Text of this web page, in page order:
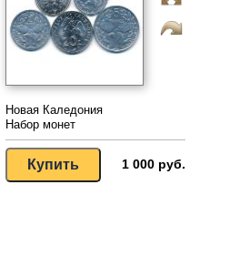
Новая Каледония
Набор монет
1 000 руб.